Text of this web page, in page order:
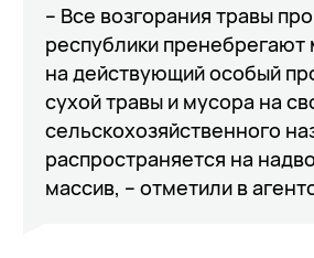
– Все возгорания травы
республики
на действующий особый
сухой травы и мусора на
сельскохозяйственного
распространяется на
массив, – отметили в